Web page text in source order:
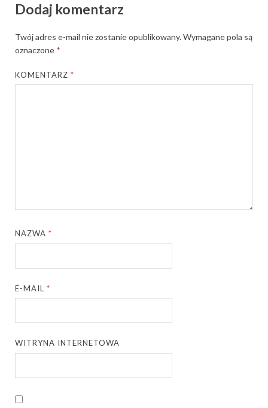
Dodaj komentarz
Twój adres e-mail nie zostanie opublikowany.Wymagane pola są
oznaczone *
KOMENTARZ*
NAZWA*
E-MAIL*
WITRYNA INTERNETOWA